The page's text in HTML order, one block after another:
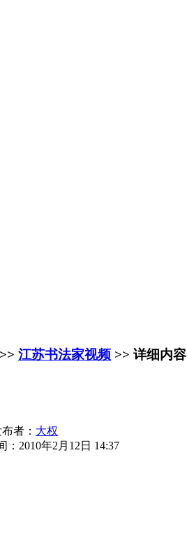
>> 江苏书法家视频 >> 详细内容
者： 大权
：2010年2月12日 14:37